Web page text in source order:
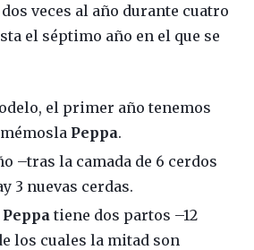
veces al año durante cuatro
el séptimo año en el que se
el primer año tenemos
Peppa.
–tras la camada de 6 cerdos
3 nuevas cerdas.
Peppa tiene dos partos –12
los cuales la mitad son